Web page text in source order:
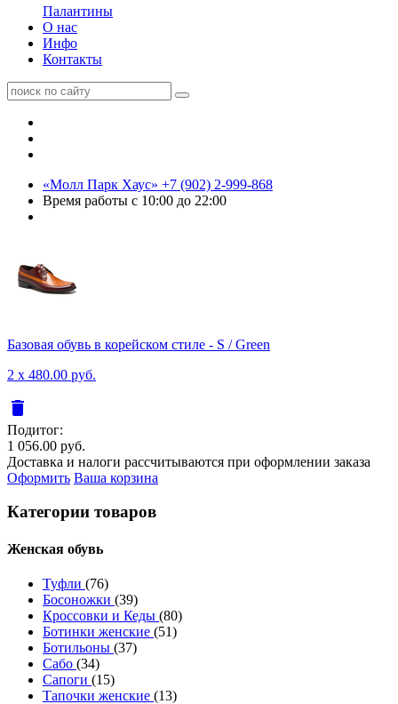
Палантины
О нас
Инфо
Контакты
«Молл Парк Хаус» +7 (902) 2-999-868
Время работы с 10:00 до 22:00
Базовая обувь в корейском стиле - S / Green
2 x 480.00 руб.
delete
Подитог:
1 056.00 руб.
Доставка и налоги рассчитываются при оформлении заказа
Оформить Ваша корзина
Категории товаров
Женcкая обувь
Туфли (76)
Босоножки (39)
Кроссовки и Кеды (80)
Ботинки женские (51)
Ботильоны (37)
Сабо (34)
Сапоги (15)
Тапочки женские (13)